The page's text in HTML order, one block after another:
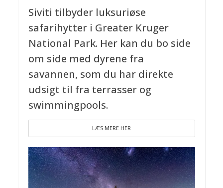
Siviti tilbyder luksuriøse
safarihytter i Greater Kruger
National Park. Her kan du bo side
om side med dyrene fra
savannen, som du har direkte
udsigt til fra terrasser og
swimmingpools.
LÆS MERE HER